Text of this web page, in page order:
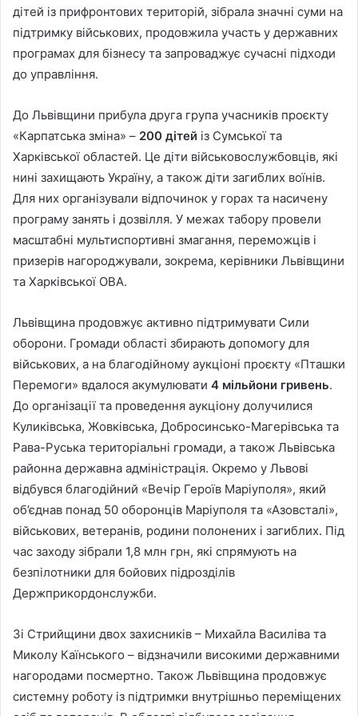
дітей із прифронтових територій, зібрала значні суми на
підтримку військових, продовжила участь у державних
програмах для бізнесу та запроваджує сучасні підходи
до управління.
До Львівщини прибула друга група учасників проєкту
«Карпатська зміна» – 200 дітей із Сумської та
Харківської областей. Це діти військовослужбовців, які
нині захищають Україну, а також діти загиблих воїнів.
Для них організували відпочинок у горах та насичену
програму занять і дозвілля. У межах табору провели
масштабні мультиспортивні змагання, переможців і
призерів нагороджували, зокрема, керівники Львівщини
та Харківської ОВА.
Львівщина продовжує активно підтримувати Сили
оборони. Громади області збирають допомогу для
військових, а на благодійному аукціоні проєкту «Пташки
Перемоги» вдалося акумулювати 4 мільйони гривень.
До організації та проведення аукціону долучилися
Куликівська, Жовківська, Добросинсько-Магерівська та
Рава-Руська територіальні громади, а також Львівська
районна державна адміністрація. Окремо у Львові
відбувся благодійний «Вечір Героїв Маріуполя», який
об’єднав понад 50 оборонців Маріуполя та «Азовсталі»,
військових, ветеранів, родини полонених і загиблих. Під
час заходу зібрали 1,8 млн грн, які спрямують на
безпілотники для бойових підрозділів
Держприкордонслужби.
Зі Стрийщини двох захисників – Михайла Василіва та
Миколу Каїнського – відзначили високими державними
нагородами посмертно. Також Львівщина продовжує
системну роботу із підтримки внутрішньо переміщених